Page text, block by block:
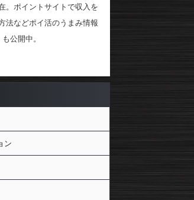
。ポイントサイトで収入を
法などポイ活のうまみ情報
も公開中。
ン